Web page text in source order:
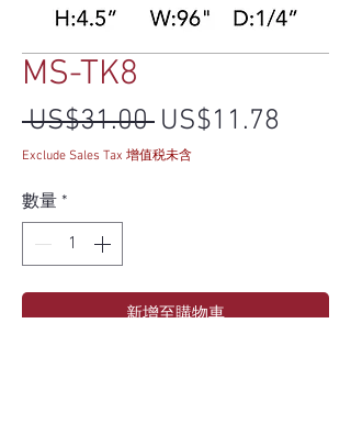
MS-TK8
US$31.00 一般價格
US$11.78
Exclude Sales Tax 增值税未含
數量 *
新增至購物車